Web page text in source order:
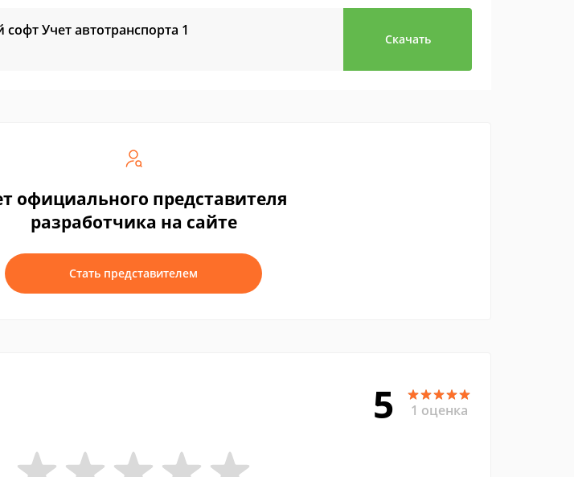
Учет автотранспорта 1
Скачать
официального представителя
разработчика на сайте
Стать представителем
5 1 оценка